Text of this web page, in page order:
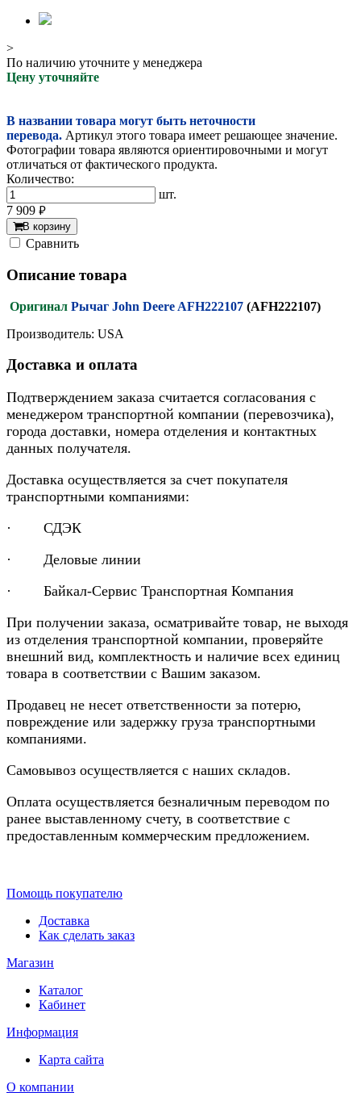
>
По наличию уточните у менеджера
Цену уточняйте
В названии товара могут быть неточности
перевода. Артикул этого товара имеет решающее значение.
Фотографии товара являются ориентировочными и могут
отличаться от фактического продукта.
Количество:
шт.
7 909 руб.
В корзину
Cравнить
Описание товара
Оригинал Рычаг John Deere AFH222107 (AFH222107)
Производитель: USA
Доставка и оплата
Подтверждением заказа считается согласования с
менеджером транспортной компании (перевозчика),
города доставки, номера отделения и контактных
данных получателя.
Доставка осуществляется за счет покупателя
транспортными компаниями:
· СДЭК
· Деловые линии
· Байкал-Сервис Транспортная Компания
При получении заказа, осматривайте товар, не выходя
из отделения транспортной компании, проверяйте
внешний вид, комплектность и наличие всех единиц
товара в соответствии с Вашим заказом.
Продавец не несет ответственности за потерю,
повреждение или задержку груза транспортными
компаниями.
Самовывоз осуществляется с наших складов.
Оплата осуществляется безналичным переводом по
ранее выставленному счету, в соответствие с
предоставленным коммерческим предложением.
Помощь покупателю
Доставка
Как сделать заказ
Магазин
Каталог
Кабинет
Информация
Карта сайта
О компании